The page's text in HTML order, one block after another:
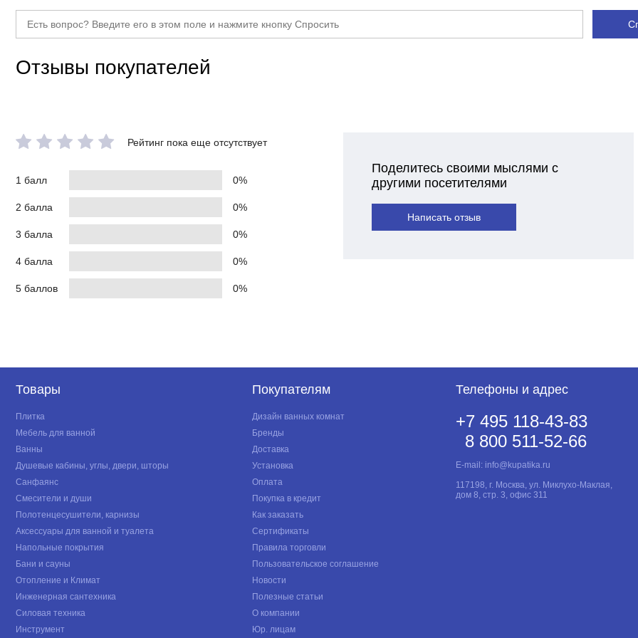
Отзывы покупателей
Рейтинг пока еще отсутствует
1 балл 0%
2 балла 0%
3 балла 0%
4 балла 0%
5 баллов 0%
Поделитесь своими мыслями с
другими посетителями
Написать отзыв
Товары
Плитка
Мебель для ванной
Ванны
Душевые кабины, углы, двери, шторы
Санфаянс
Смесители и души
Полотенцесушители, карнизы
Аксессуары для ванной и туалета
Напольные покрытия
Бани и сауны
Отопление и Климат
Инженерная сантехника
Силовая техника
Инструмент
Покупателям
Дизайн ванных комнат
Бренды
Доставка
Установка
Оплата
Покупка в кредит
Как заказать
Сертификаты
Правила торговли
Пользовательское соглашение
Новости
Полезные статьи
О компании
Юр. лицам
Телефоны и адрес
+7 495 118-43-83
8 800 511-52-66
E-mail: info@kupatika.ru
117198, г. Москва, ул. Миклухо-Маклая,
дом 8, стр. 3, офис 311